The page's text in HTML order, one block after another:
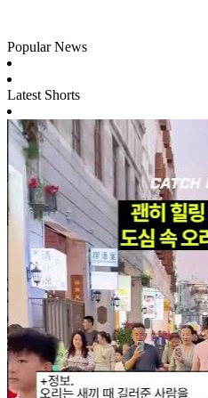
Popular News
Latest Shorts